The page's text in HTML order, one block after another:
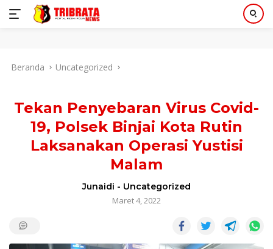
Beranda Uncategorized
Tekan Penyebaran Virus Covid-
19, Polsek Binjai Kota Rutin
Laksanakan Operasi Yustisi
Malam
Junaidi - Uncategorized
Maret 4, 2022